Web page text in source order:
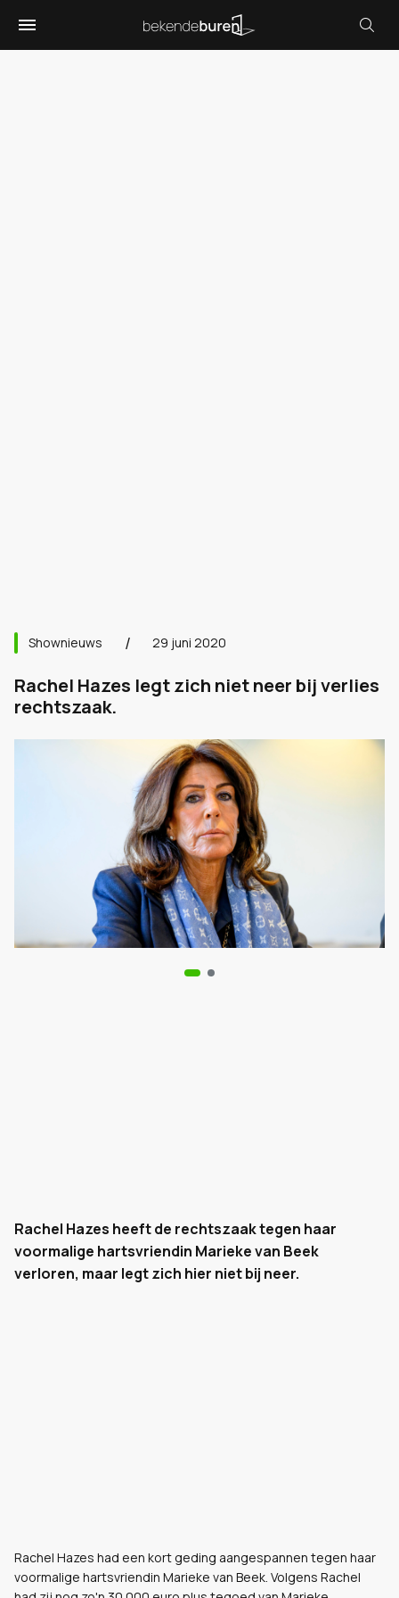
Shownieuws 29 juni 2020
Rachel Hazes legt zich niet neer bij verlies
rechtszaak.
Rachel Hazes heeft de rechtszaak tegen haar
voormalige hartsvriendin Marieke van Beek
verloren, maar legt zich hier niet bij neer.
Rachel Hazes had een kort geding aangespannen tegen haar
voormalige hartsvriendin Marieke van Beek. Volgens Rachel